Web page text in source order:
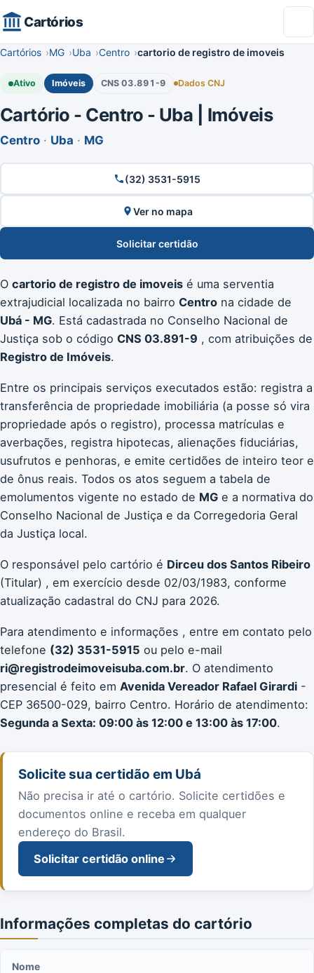
Cartórios
Cartórios MG Uba Centro cartorio de registro de imoveis
Ativo Imóveis CNS 03.891-9 Dados CNJ
Cartório - Centro - Uba | Imóveis
Centro · Uba · MG
(32) 3531-5915
Ver no mapa
Solicitar certidão
O cartorio de registro de imoveis é uma serventia
extrajudicial localizada no bairro Centro na cidade de
Ubá - MG. Está cadastrada no Conselho Nacional de
Justiça sob o código CNS 03.891-9 , com atribuições de
Registro de Imóveis.
Entre os principais serviços executados estão: registra a
transferência de propriedade imobiliária (a posse só vira
propriedade após o registro), processa matrículas e
averbações, registra hipotecas, alienações fiduciárias,
usufrutos e penhoras, e emite certidões de inteiro teor e
de ônus reais. Todos os atos seguem a tabela de
emolumentos vigente no estado de MG e a normativa do
Conselho Nacional de Justiça e da Corregedoria Geral
da Justiça local.
O responsável pelo cartório é Dirceu dos Santos Ribeiro
(Titular) , em exercício desde 02/03/1983, conforme
atualização cadastral do CNJ para 2026.
Para atendimento e informações , entre em contato pelo
telefone (32) 3531-5915 ou pelo e-mail
ri@registrodeimoveisuba.com.br. O atendimento
presencial é feito em Avenida Vereador Rafael Girardi -
CEP 36500-029, bairro Centro. Horário de atendimento:
Segunda a Sexta: 09:00 às 12:00 e 13:00 às 17:00.
Solicite sua certidão em Ubá
Não precisa ir até o cartório. Solicite certidões e
documentos online e receba em qualquer
endereço do Brasil.
Solicitar certidão online
Informações completas do cartório
Nome